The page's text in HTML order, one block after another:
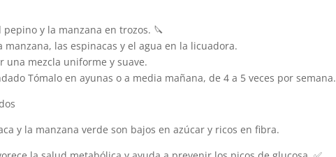
pepino y la manzana en trozos. 🔪
manzana, las espinacas y el agua en la licuadora.
una mezcla uniforme y suave.
Tómalo en ayunas o a media mañana, de 4 a 5 veces por semana.
y la manzana verde son bajos en azúcar y ricos en fibra.